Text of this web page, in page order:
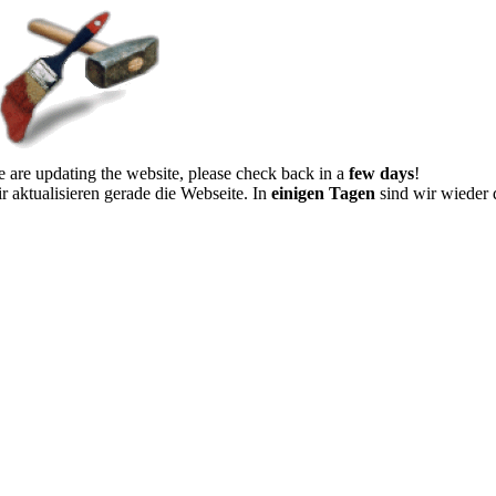
are updating the website, please check back in a few days!
aktualisieren gerade die Webseite. In einigen Tagen sind wir wieder